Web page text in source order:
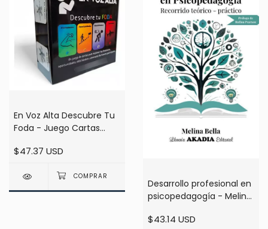
En Voz Alta Descubre Tu
Foda - Juego Cartas
$47.37 USD
Desarrollo profesional en
psicopedagogía - Melina
$43.14 USD